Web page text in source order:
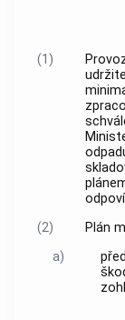
(1)
(2)
Plán
a)